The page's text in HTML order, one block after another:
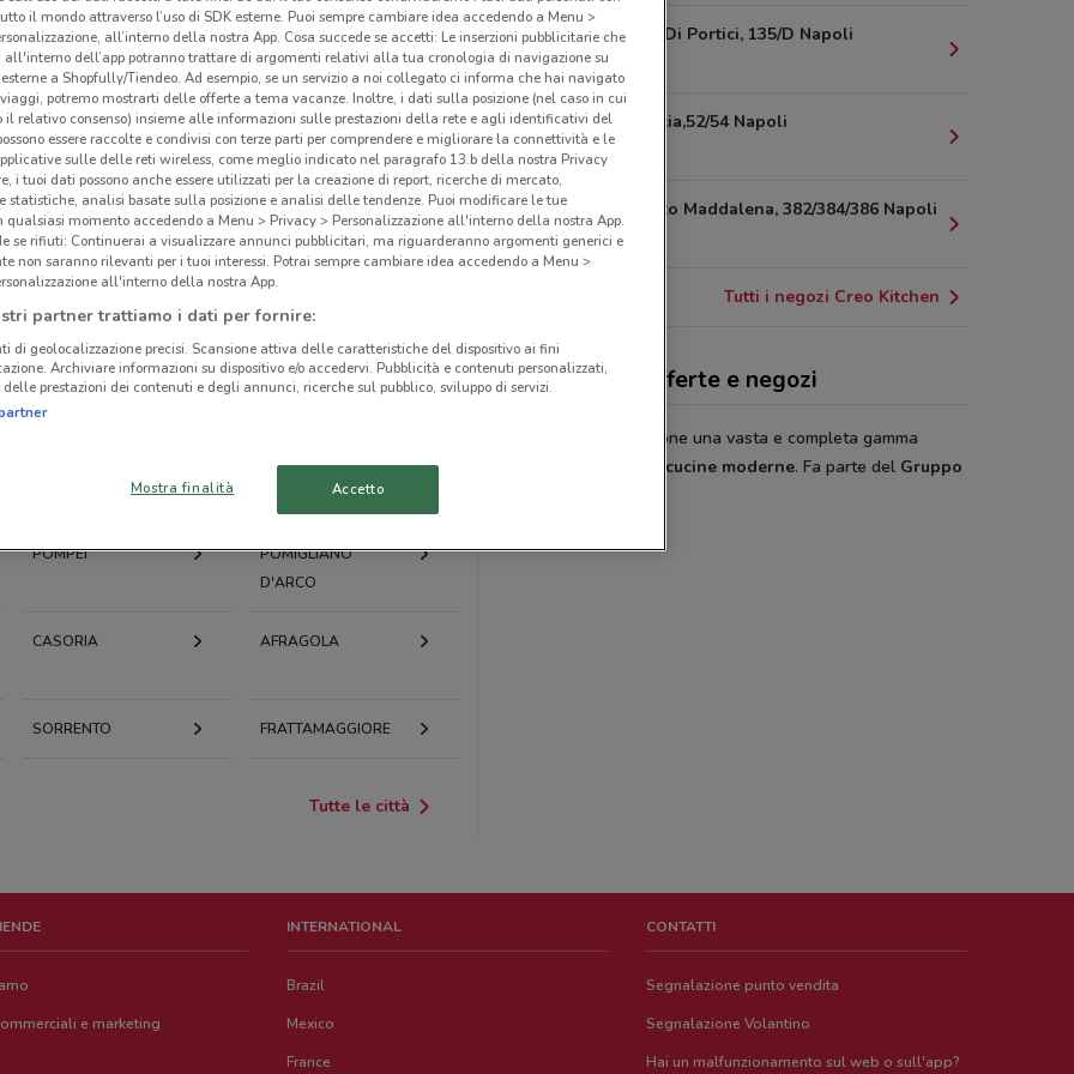
TORRE ANNUNZIATA
POMPEI
POMIGLIANO
D'ARCO
CASORIA AFRAGOLA
SORRENTO FRATTAMAGGIORE
Tutte le città
Via Reggia Di Portici, 135/D Napoli
9.1 km
Via Arenaccia,52/54 Napoli
11.4 km
V.Le Umberto Maddalena, 382/384/386 Napoli
11.7 km
Tutti i negozi Creo Kitchen
Creo Kitchen, offerte e negozi
propone una vasta e completa gamma
cucine moderne. Fa parte del Gruppo
e marketing
INTERNATIONAL
Brazil
Mexico
France
CONTATTI
Segnalazione punto vendita
Segnalazione Volantino
Hai un malfunzionamento sul web o sull'app?
il mondo attraverso l’uso di SDK esterne. Puoi sempre cambiare idea accedendo a Menu >
all’interno della nostra App. Cosa succede se accetti: Le inserzioni pubblicitarie che
all'interno dell’app potranno trattare di argomenti relativi alla tua cronologia di navigazione su
a Shopfully/Tiendeo. Ad esempio, se un servizio a noi collegato ci informa che hai navigato
potremo mostrarti delle offerte a tema vacanze. Inoltre, i dati sulla posizione (nel caso in cui
il relativo consenso) insieme alle informazioni sulle prestazioni della rete e agli identificativi del
essere raccolte e condivisi con terze parti per comprendere e migliorare la connettività e le
sulle delle reti wireless, come meglio indicato nel paragrafo 13.b della nostra Privacy
i tuoi dati possono anche essere utilizzati per la creazione di report, ricerche di mercato,
statistiche, analisi basate sulla posizione e analisi delle tendenze. Puoi modificare le tue
qualsiasi momento accedendo a Menu > Privacy > Personalizzazione all'interno della nostra App.
se rifiuti: Continuerai a visualizzare annunci pubblicitari, ma riguarderanno argomenti generici e
non saranno rilevanti per i tuoi interessi. Potrai sempre cambiare idea accedendo a Menu >
all'interno della nostra App.
partner trattiamo i dati per fornire:
di geolocalizzazione precisi. Scansione attiva delle caratteristiche del dispositivo ai fini
Archiviare informazioni su dispositivo e/o accedervi. Pubblicità e contenuti personalizzati,
prestazioni dei contenuti e degli annunci, ricerche sul pubblico, sviluppo di servizi.
Mostra finalità Accetto